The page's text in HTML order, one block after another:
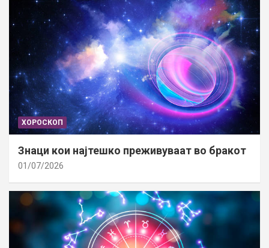
ХОРОСКОП
Знаци кои најтешко преживуваат во бракот
01/07/2026